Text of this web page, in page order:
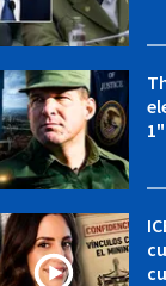
1" y creó una fuerza